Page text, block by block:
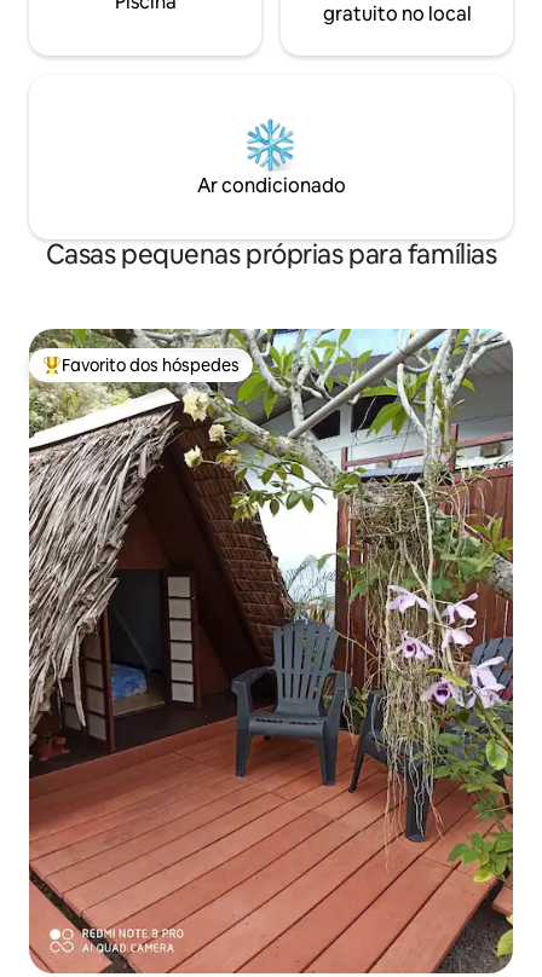
gratuito no local
Ar condicionado
Casas pequenas próprias para famílias
Favoritos dos hóspedes mais apreciados
Favorito dos hóspedes